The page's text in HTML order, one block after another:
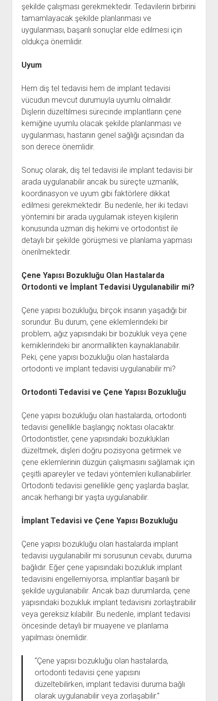
şekilde çalışması gerekmektedir. Tedavilerin birbirini
tamamlayacak şekilde planlanması ve
uygulanması, başarılı sonuçlar elde edilmesi için
oldukça önemlidir.
Uyum
Hem diş tel tedavisi hem de implant tedavisi
vücudun mevcut durumuyla uyumlu olmalıdır.
Dişlerin düzeltilmesi sürecinde implantların çene
kemiğine uyumlu olacak şekilde planlanması ve
uygulanması, hastanın genel sağlığı açısından da
son derece önemlidir.
Sonuç olarak, diş tel tedavisi ile implant tedavisi bir
arada uygulanabilir ancak bu süreçte uzmanlık,
koordinasyon ve uyum gibi faktörlere dikkat
edilmesi gerekmektedir. Bu nedenle, her iki tedavi
yöntemini bir arada uygulamak isteyen kişilerin
konusunda uzman diş hekimi ve ortodontist ile
detaylı bir şekilde görüşmesi ve planlama yapması
önerilmektedir.
Çene Yapısı Bozukluğu Olan Hastalarda
Ortodonti ve İmplant Tedavisi Uygulanabilir mi?
Çene yapısı bozukluğu, birçok insanın yaşadığı bir
sorundur. Bu durum, çene eklemlerindeki bir
problem, ağız yapısındaki bir bozukluk veya çene
kemiklerindeki bir anormallikten kaynaklanabilir.
Peki, çene yapısı bozukluğu olan hastalarda
ortodonti ve implant tedavisi uygulanabilir mi?
Ortodonti Tedavisi ve Çene Yapısı Bozukluğu
Çene yapısı bozukluğu olan hastalarda, ortodonti
tedavisi genellikle başlangıç ​​noktası olacaktır.
Ortodontistler, çene yapısındaki bozuklukları
düzeltmek, dişleri doğru pozisyona getirmek ve
çene eklemlerinin düzgün çalışmasını sağlamak için
çeşitli apareyler ve tedavi yöntemleri kullanabilirler.
Ortodonti tedavisi genellikle genç yaşlarda başlar,
ancak herhangi bir yaşta uygulanabilir.
İmplant Tedavisi ve Çene Yapısı Bozukluğu
Çene yapısı bozukluğu olan hastalarda implant
tedavisi uygulanabilir mi sorusunun cevabı, duruma
bağlıdır. Eğer çene yapısındaki bozukluk implant
tedavisini engellemiyorsa, implantlar başarılı bir
şekilde uygulanabilir. Ancak bazı durumlarda, çene
yapısındaki bozukluk implant tedavisini zorlaştırabilir
veya gereksiz kılabilir. Bu nedenle, implant tedavisi
öncesinde detaylı bir muayene ve planlama
yapılması önemlidir.
“Çene yapısı bozukluğu olan hastalarda,
ortodonti tedavisi çene yapısını
düzeltebilirken, implant tedavisi duruma bağlı
olarak uygulanabilir veya zorlaşabilir.”